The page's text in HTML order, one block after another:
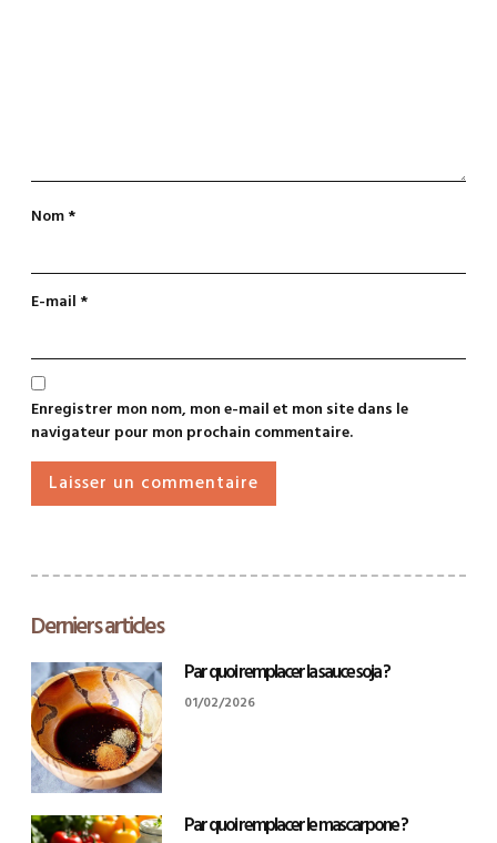
Nom*
E-mail *
Enregistrer mon nom, mon e-mail et mon site dans le
navigateur pour mon prochain commentaire.
Derniers articles
Par quoi remplacer la sauce soja ?
01/02/2026
Par quoi remplacer le mascarpone ?